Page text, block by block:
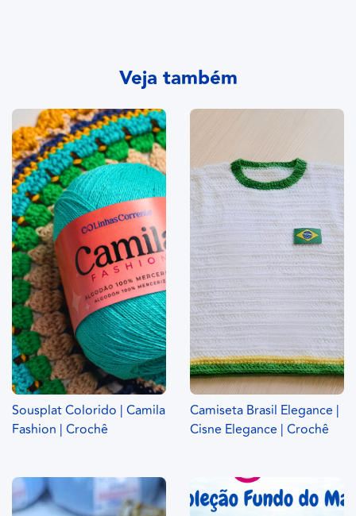
Veja também
Sousplat Colorido | Camila
Fashion | Crochê
Camiseta Brasil Elegance |
Cisne Elegance | Crochê